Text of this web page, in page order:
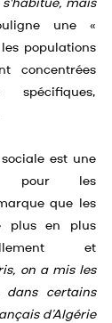
s'habitue, mais
une «
populations
concentrées
est une
pour les
que les
plus en plus
et
on a mis les
certains
d’Algérie